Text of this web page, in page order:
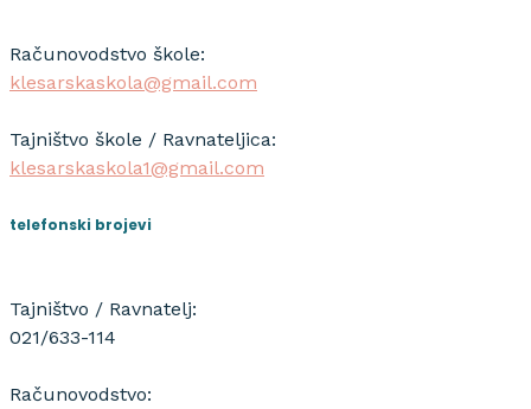
Računovodstvo škole:
klesarskaskola@gmail.com
Tajništvo škole / Ravnateljica:
klesarskaskola1@gmail.com
telefonski brojevi
Tajništvo / Ravnatelj:
021/633-114
Računovodstvo: